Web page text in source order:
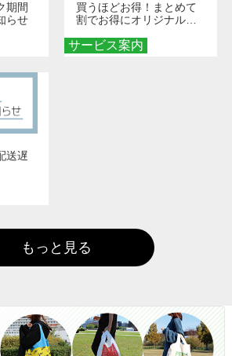
期間
らせ
サービス案内
買うほどお得！まとめて
割でお得にオリジナルグ
送遅
もっと見る